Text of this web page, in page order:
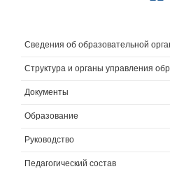
Сведения об образовательной
Структура и органы управления
Документы
Образование
Руководство
Педагогический состав